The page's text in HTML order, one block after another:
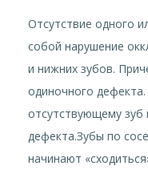
Отсутствие одного
собой нарушение
и нижних зубов.
одиночного
отсутствующему зуб
дефекта.Зубы по
начинают